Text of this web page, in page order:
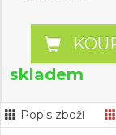
skladem
Popis zboží